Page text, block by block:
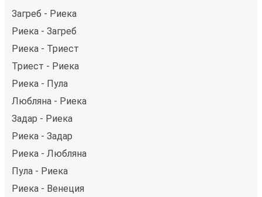
Загреб - Риека
Риека - Загреб
Риека - Триест
Триест - Риека
Риека - Пула
Любляна - Риека
Задар - Риека
Риека - Задар
Риека - Любляна
Пула - Риека
Риека - Венеция